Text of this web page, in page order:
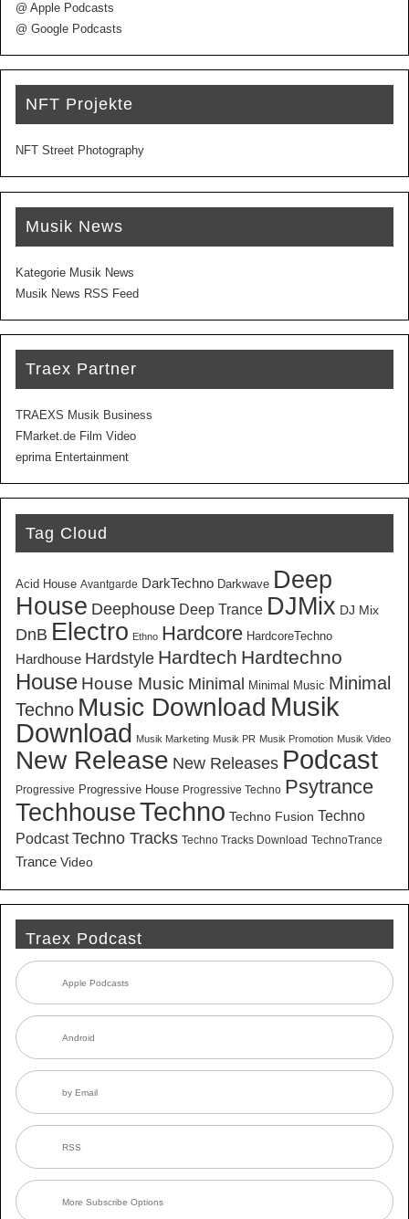
@ Apple Podcasts
@ Google Podcasts
NFT Projekte
NFT Street Photography
Musik News
Kategorie Musik News
Musik News RSS Feed
Traex Partner
TRAEXS Musik Business
FMarket.de Film Video
eprima Entertainment
Tag Cloud
Acid House Avantgarde DarkTechno Darkwave Deep
House Deephouse Deep Trance DJMix DJ Mix
DnB Electro Ethno Hardcore HardcoreTechno
Hardhouse Hardstyle Hardtech Hardtechno
House House Music Minimal Minimal Music Minimal
Techno Music Download Musik
Download
Musik Marketing Musik PR Musik Promotion Musik Video
New Release New Releases Podcast
Progressive Progressive House Progressive Techno Psytrance
TechhouseTechno Techno Fusion Techno
Podcast Techno Tracks Techno Tracks Download TechnoTrance
Trance Video
Traex Podcast
Apple Podcasts
Android
by Email
RSS
More Subscribe Options